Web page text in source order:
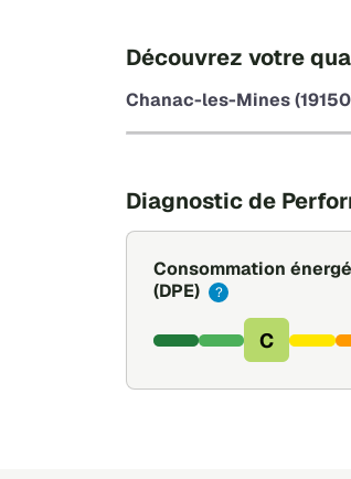
Découvrez votre
Chanac-les-Mines
Diagnostic de
Consommation
(DPE)
?
C